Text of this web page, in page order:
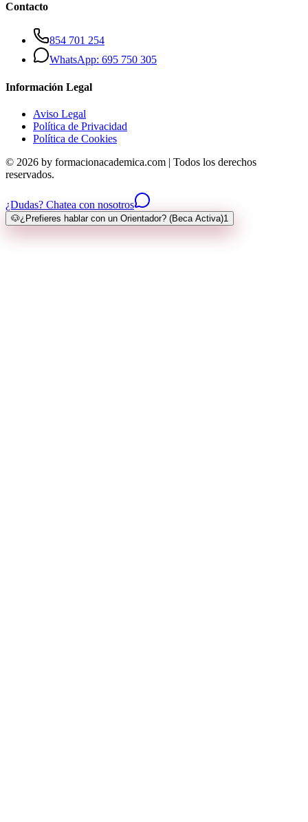
Contacto
854 701 254
WhatsApp: 695 750 305
Información Legal
Aviso Legal
Política de Privacidad
Política de Cookies
© 2026 by formacionacademica.com | Todos los derechos
reservados.
¿Dudas? Chatea con nosotros
🐶¿Prefieres hablar con un Orientador? (Beca Activa)1